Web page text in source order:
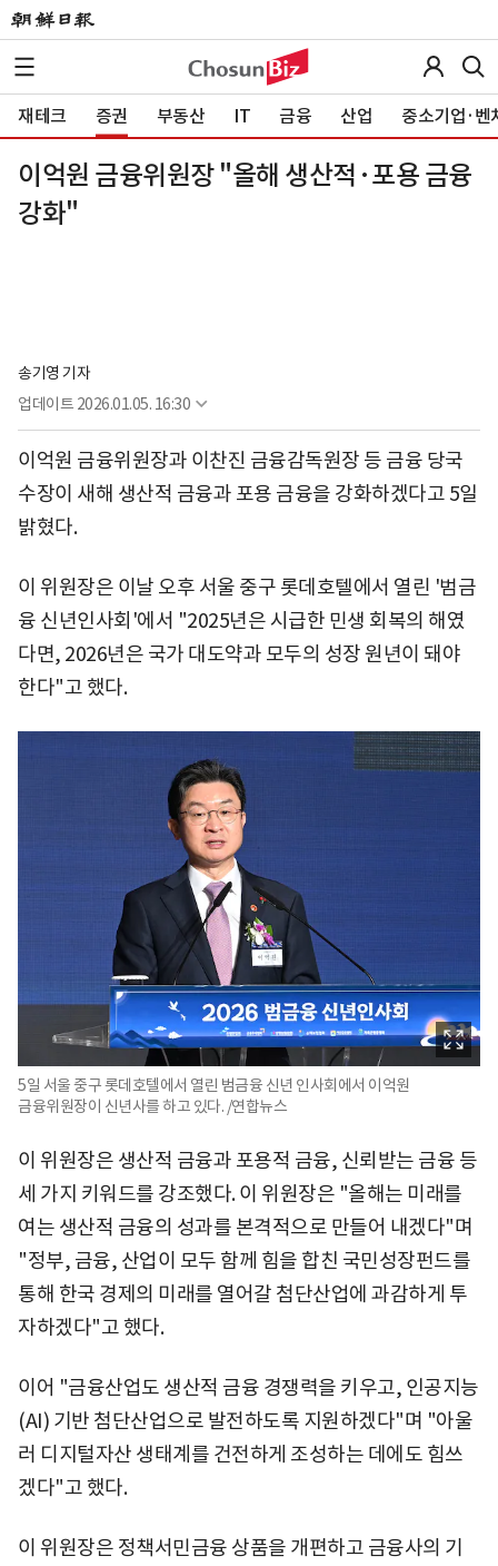
재테크 증권 부동산 IT 금융 산업 중소기업·벤
이억원 금융위원장 "올해 생산적·포용 금융
강화"
송기영 기자
업데이트 2026.01.05. 16:30
이억원 금융위원장과 이찬진 금융감독원장 등 금융 당국
수장이 새해 생산적 금융과 포용 금융을 강화하겠다고 5일
밝혔다.
이 위원장은 이날 오후 서울 중구 롯데호텔에서 열린 '범금
융 신년인사회'에서 "2025년은 시급한 민생 회복의 해였
다면, 2026년은 국가 대도약과 모두의 성장 원년이 돼야
한다"고 했다.
5일 서울 중구 롯데호텔에서 열린 범금융 신년 인사회에서 이억원
금융위원장이 신년사를 하고 있다. /연합뉴스
이 위원장은 생산적 금융과 포용적 금융, 신뢰받는 금융 등
세 가지 키워드를 강조했다. 이 위원장은 "올해는 미래를
여는 생산적 금융의 성과를 본격적으로 만들어 내겠다"며
"정부, 금융, 산업이 모두 함께 힘을 합친 국민성장펀드를
통해 한국 경제의 미래를 열어갈 첨단산업에 과감하게 투
자하겠다"고 했다.
이어 "금융산업도 생산적 금융 경쟁력을 키우고, 인공지능
(AI) 기반 첨단산업으로 발전하도록 지원하겠다"며 "아울
러 디지털자산 생태계를 건전하게 조성하는 데에도 힘쓰
겠다"고 했다.
이 위원장은 정책서민금융 상품을 개편하고 금융사의 기